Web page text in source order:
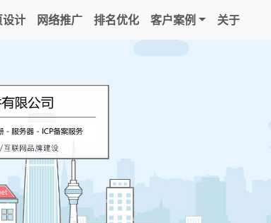
设计 网络推广 排名优化 客户案例 关于